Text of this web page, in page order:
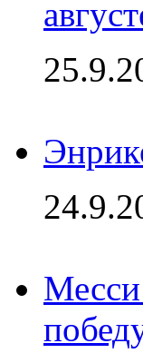
Месси